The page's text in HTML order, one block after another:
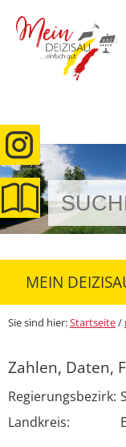
MEIN
Sie sind hier:Startseite/
Zahlen, Daten,
Regierungsbezirk:
Landkreis: